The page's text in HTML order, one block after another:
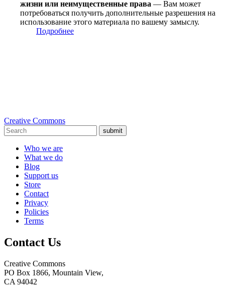
жизни или неимущественные права — Вам может
потребоваться получить дополнительные разрешения на
использование этого материала по вашему замыслу.
Подробнее
Creative Commons
submit
Who we are
What we do
Blog
Support us
Store
Contact
Privacy
Policies
Terms
Contact Us
Creative Commons
PO Box 1866, Mountain View,
CA 94042